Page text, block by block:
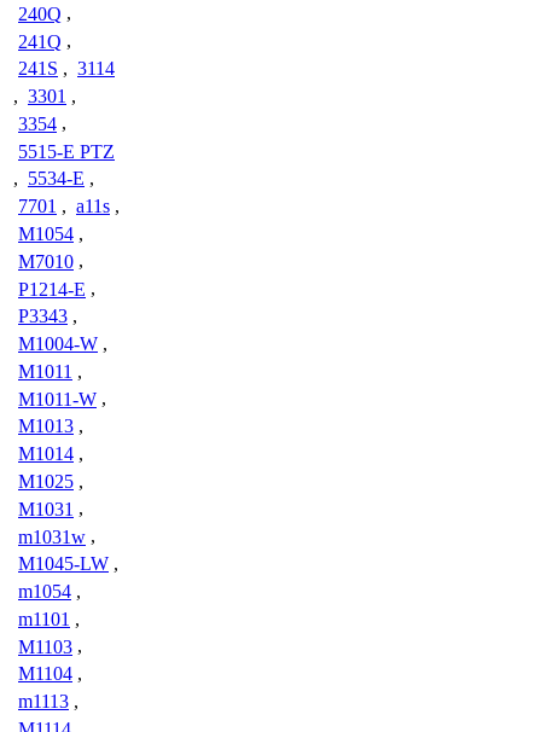
240Q ,
241Q ,
241S , 3114
, 3301 ,
3354 ,
5515-E PTZ
, 5534-E ,
7701 , a11s ,
M1054 ,
M7010 ,
P1214-E ,
P3343 ,
M1004-W ,
M1011 ,
M1011-W ,
M1013 ,
M1014 ,
M1025 ,
M1031 ,
m1031w ,
M1045-LW ,
m1054 ,
m1101 ,
M1103 ,
M1104 ,
m1113 ,